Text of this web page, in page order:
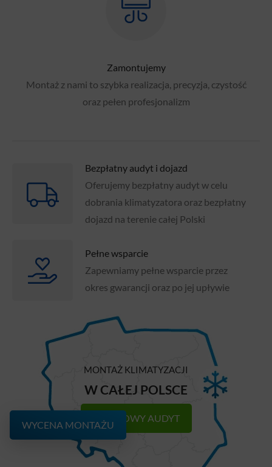
Zamontujemy
Montaż z nami to szybka realizacja, precyzja, czystość
oraz pełen profesjonalizm
Bezpłatny audyt i dojazd
Oferujemy bezpłatny audyt w celu
dobrania klimatyzatora oraz bezpłatny
dojazd na terenie całej Polski
Pełne wsparcie
Zapewniamy pełne wsparcie przez
okres gwarancji oraz po jej upływie
MONTAŻ KLIMATYZACJI
W CAŁEJ POLSCE
DARMOWY AUDYT
WYCENA MONTAŻU